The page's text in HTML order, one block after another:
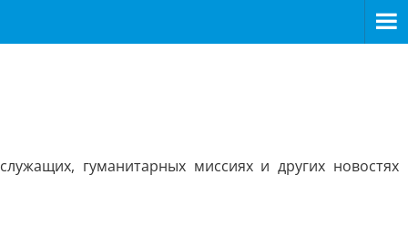
гуманитарных миссиях и других новостях